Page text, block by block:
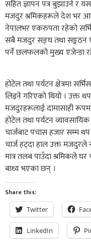
सहित ज्ञापन पत्र बुझाउने र
मजदुर श्रमिकहरूले देश भर
नेपालभर एकरुपता रहेको
सबै मजदुर सङ्घ तथा सङ्गठन
पर्ने छलफलको मुख्य एजेन्डा
होटेल तथा पर्यटन क्षेत्रमा
लिइने गरिएको थियो । उक्त
मजदुरहरूलाई दामासाही
होटेल तथा पर्यटन
चार्जबाट पचास हजार सम्म
चार्ज हट्दा हाल उक्त
मात्र तलब पाउँदा श्रमिकले
बाध्य भएका छन् ।
Share this:
Twitter
LinkedIn